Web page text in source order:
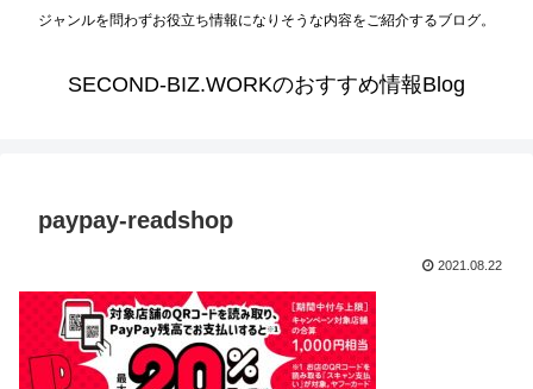
ジャンルを問わずお役立ち情報になりそうな内容をご紹介するブログ。
SECOND-BIZ.WORKのおすすめ情報Blog
paypay-readshop
2021.08.22